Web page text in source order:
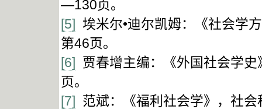
—130页。
[5] 埃米尔•迪尔凯姆：《社会学
第46页。
[6] 贾春增主编：《外国社会学
页。
[7] 范斌：《福利社会学》，社